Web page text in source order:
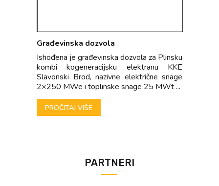
Građevinska dozvola
Ishođena je građevinska dozvola za Plinsku
kombi kogeneracijsku elektranu KKE
Slavonski Brod, nazivne električne snage
2×250 MWe i toplinske snage 25 MWt ...
PROČITAJ VIŠE
PARTNERI